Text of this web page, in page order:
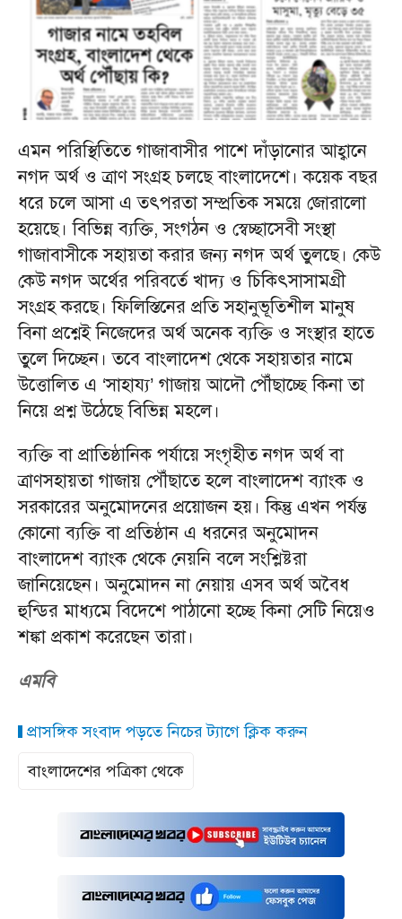
এমন পরিস্থিতিতে গাজাবাসীর পাশে দাঁড়ানোর আহ্বানে
নগদ অর্থ ও ত্রাণ সংগ্রহ চলছে বাংলাদেশে। কয়েক বছর
ধরে চলে আসা এ তৎপরতা সম্প্রতিক সময়ে জোরালো
হয়েছে। বিভিন্ন ব্যক্তি, সংগঠন ও স্বেচ্ছাসেবী সংস্থা
গাজাবাসীকে সহায়তা করার জন্য নগদ অর্থ তুলছে। কেউ
কেউ নগদ অর্থের পরিবর্তে খাদ্য ও চিকিৎসাসামগ্রী
সংগ্রহ করছে। ফিলিস্তিনের প্রতি সহানুভূতিশীল মানুষ
বিনা প্রশ্নেই নিজেদের অর্থ অনেক ব্যক্তি ও সংস্থার হাতে
তুলে দিচ্ছেন। তবে বাংলাদেশ থেকে সহায়তার নামে
উত্তোলিত এ ‘সাহায্য’ গাজায় আদৌ পৌঁছাচ্ছে কিনা তা
নিয়ে প্রশ্ন উঠেছে বিভিন্ন মহলে।
ব্যক্তি বা প্রাতিষ্ঠানিক পর্যায়ে সংগৃহীত নগদ অর্থ বা
ত্রাণসহায়তা গাজায় পৌঁছাতে হলে বাংলাদেশ ব্যাংক ও
সরকারের অনুমোদনের প্রয়োজন হয়। কিন্তু এখন পর্যন্ত
কোনো ব্যক্তি বা প্রতিষ্ঠান এ ধরনের অনুমোদন
বাংলাদেশ ব্যাংক থেকে নেয়নি বলে সংশ্লিষ্টরা
জানিয়েছেন। অনুমোদন না নেয়ায় এসব অর্থ অবৈধ
হুন্ডির মাধ্যমে বিদেশে পাঠানো হচ্ছে কিনা সেটি নিয়েও
শঙ্কা প্রকাশ করেছেন তারা।
এমবি
প্রাসঙ্গিক সংবাদ পড়তে নিচের ট্যাগে ক্লিক করুন
বাংলাদেশের পত্রিকা থেকে